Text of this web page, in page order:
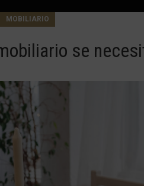
MOBILIARIO
se